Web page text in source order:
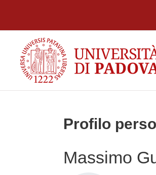
Profilo
Massimo